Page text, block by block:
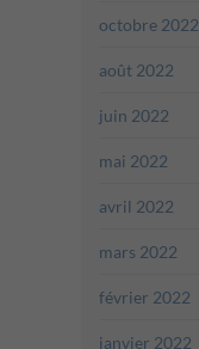
octobre 2022
août 2022
juin 2022
mai 2022
avril 2022
mars 2022
février 2022
janvier 2022